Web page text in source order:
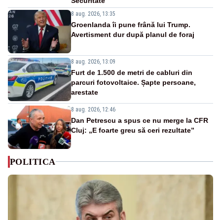
8 aug. 2026, 13:35
Groenlanda îi pune frână lui Trump.
Avertisment dur după planul de foraj
8 aug. 2026, 13:09
Furt de 1.500 de metri de cabluri din
parcuri fotovoltaice. Șapte persoane,
arestate
8 aug. 2026, 12:46
Dan Petrescu a spus ce nu merge la CFR
Cluj: „E foarte greu să ceri rezultate”
POLITICA